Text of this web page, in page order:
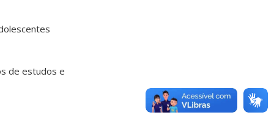
de estudos e